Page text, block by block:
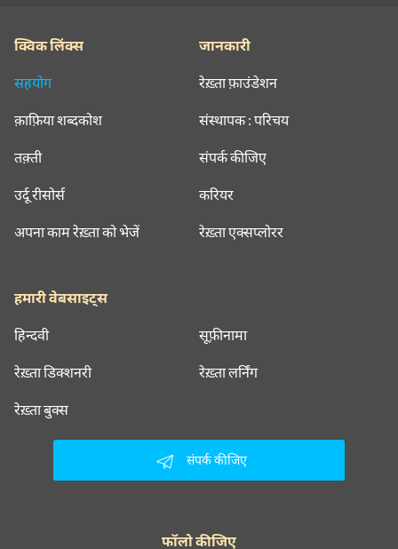
क्विक लिंक्स
सहयोग
क़ाफ़िया शब्दकोश
तक़्ती
उर्दू रीसोर्स
अपना काम रेख़्ता को भेजें
जानकारी
रेख़्ता फ़ाउंडेशन
संस्थापक : परिचय
संपर्क कीजिए
करियर
रेख़्ता एक्सप्लोरर
हमारी वेबसाइट्स
हिन्दवी सूफ़ीनामा
रेख़्ता डिक्शनरी रेख़्ता लर्निंग
रेख़्ता बुक्स
संपर्क कीजिए
फॉलो कीजिए